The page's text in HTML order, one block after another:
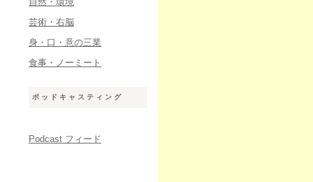
芸術・右脳
身・口・意の三業
食事・ノーミート
ポッドキャスティング
Podcast フィード